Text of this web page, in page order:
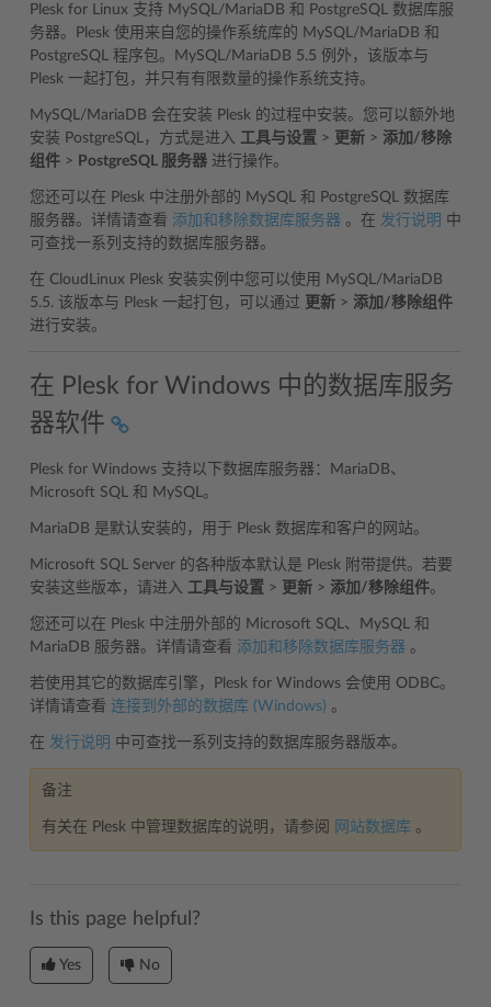
Plesk for Linux 支持 MySQL/MariaDB 和 PostgreSQL 数据库服
务器。Plesk 使用来自您的操作系统库的 MySQL/MariaDB 和
PostgreSQL 程序包。MySQL/MariaDB 5.5 例外，该版本与
Plesk 一起打包，并只有有限数量的操作系统支持。
MySQL/MariaDB 会在安装 Plesk 的过程中安装。您可以额外地
安装 PostgreSQL，方式是进入 工具与设置 > 更新 > 添加/移除
组件 > PostgreSQL 服务器 进行操作。
您还可以在 Plesk 中注册外部的 MySQL 和 PostgreSQL 数据库
服务器。详情请查看 添加和移除数据库服务器 。在 发行说明 中
可查找一系列支持的数据库服务器。
在 CloudLinux Plesk 安装实例中您可以使用 MySQL/MariaDB
5.5. 该版本与 Plesk 一起打包，可以通过 更新 > 添加/移除组件
进行安装。
在 Plesk for Windows 中的数据库服务
器软件
Plesk for Windows 支持以下数据库服务器：MariaDB、
Microsoft SQL 和 MySQL。
MariaDB 是默认安装的，用于 Plesk 数据库和客户的网站。
Microsoft SQL Server 的各种版本默认是 Plesk 附带提供。若要
安装这些版本，请进入 工具与设置 > 更新 > 添加/移除组件。
您还可以在 Plesk 中注册外部的 Microsoft SQL、MySQL 和
MariaDB 服务器。详情请查看 添加和移除数据库服务器 。
若使用其它的数据库引擎，Plesk for Windows 会使用 ODBC。
详情请查看 连接到外部的数据库 (Windows) 。
在 发行说明 中可查找一系列支持的数据库服务器版本。
备注
有关在 Plesk 中管理数据库的说明，请参阅 网站数据库 。
Is this page helpful?
Yes No